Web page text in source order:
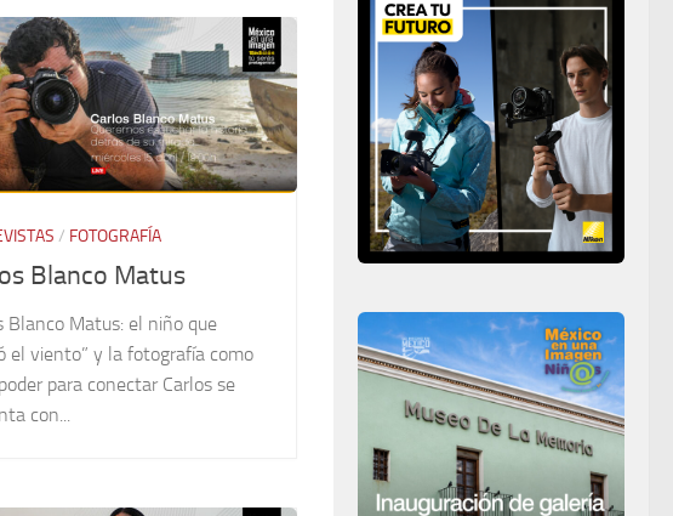
/ FOTOGRAFÍA
Blanco Matus
Blanco Matus: el niño que
el viento” y la fotografía como
para conectar Carlos se
con...